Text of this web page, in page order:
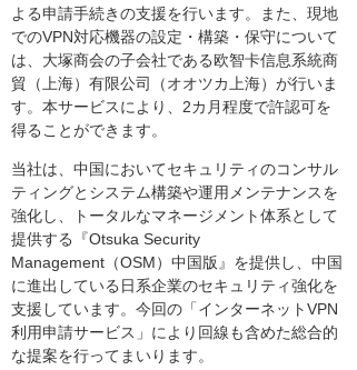
よる申請手続きの支援を行います。また、現地
でのVPN対応機器の設定・構築・保守について
は、大塚商会の子会社である欧智卡信息系統商
貿（上海）有限公司（オオツカ上海）が行いま
す。本サービスにより、2カ月程度で許認可を
得ることができます。
当社は、中国においてセキュリティのコンサル
ティングとシステム構築や運用メンテナンスを
強化し、トータルなマネージメント体系として
提供する『Otsuka Security
Management（OSM）中国版』を提供し、中国
に進出している日系企業のセキュリティ強化を
支援しています。今回の「インターネットVPN
利用申請サービス」により回線も含めた総合的
な提案を行ってまいります。